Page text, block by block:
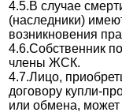
4.5.В случае
(наследники)
возникновения
4.6.Собственник
члены ЖСК.
4.7.Лицо,
договору купли-
или обмена,